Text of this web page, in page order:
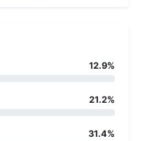
12.9%
21.2%
31.4%